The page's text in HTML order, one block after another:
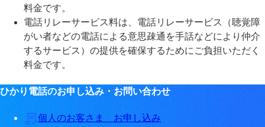
料金です。
電話リレーサービス料は、電話リレーサービス（聴覚障
がい者などの電話による意思疎通を手話などにより仲介
するサービス）の提供を確保するためにご負担いただく
料金です。
ひかり電話のお申し込み・お問い合わせ
個人のお客さま お申し込み